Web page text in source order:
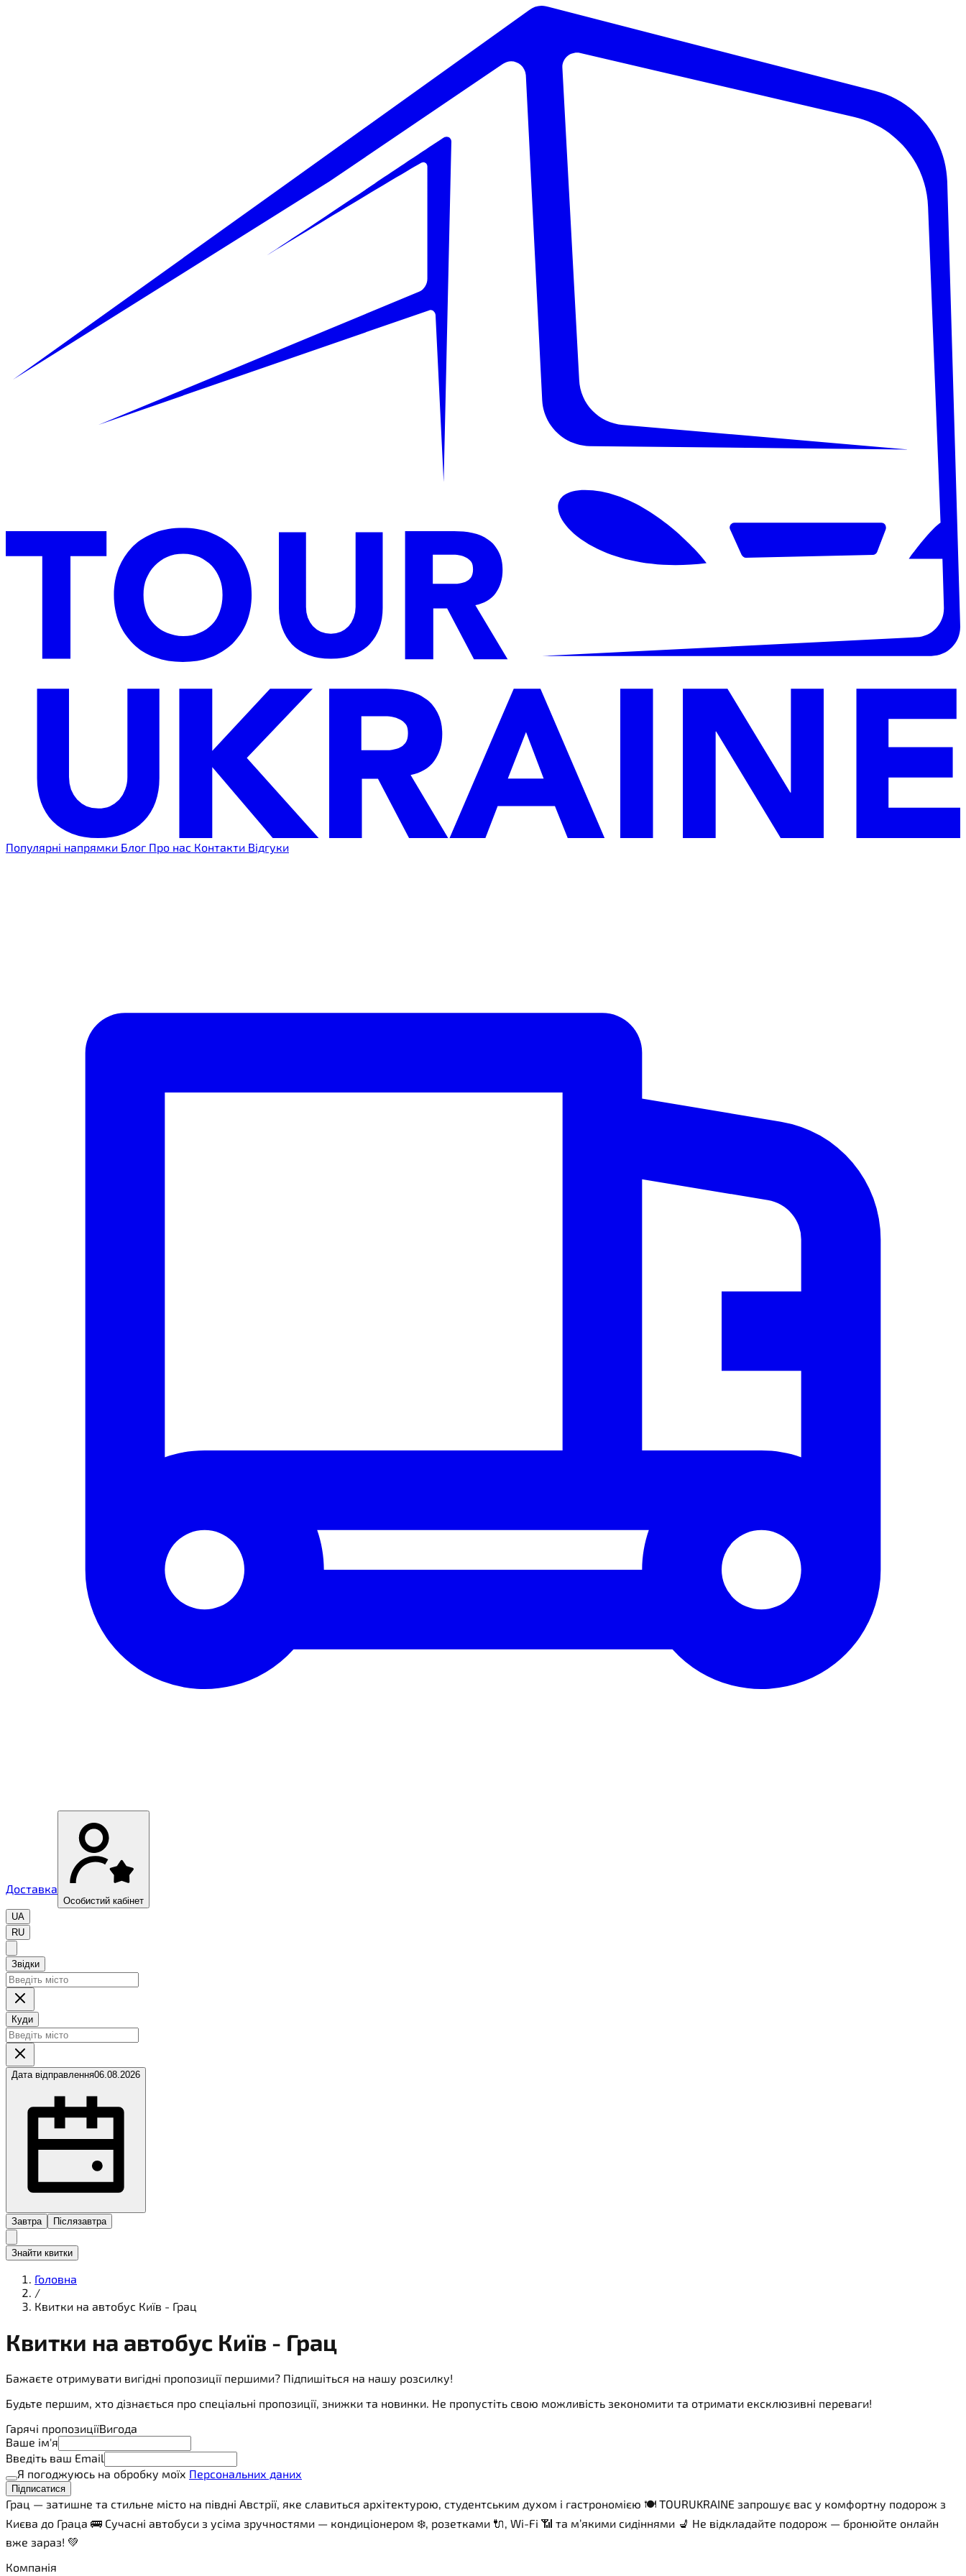
Популярні напрямки Блог Про нас Контакти Відгуки
Доставка
Особистий кабінет
UA
RU
Звідки
Куди
Дата відправлення06.08.2026
Завтра Післязавтра
Знайти квитки
Головна
/
Квитки на автобус Київ - Грац
Квитки на автобус Київ - Грац
Бажаєте отримувати вигідні пропозиції першими? Підпишіться на нашу розсилку!
Будьте першим, хто дізнається про спеціальні пропозиції, знижки та новинки. Не пропустіть свою можливість зекономити та отримати ексклюзивні переваги!
Гарячі пропозиціїВигода
Ваше ім'я
Введіть ваш Email
Я погоджуюсь на обробку моїх Персональних даних
Підписатися
Грац — затишне та стильне місто на півдні Австрії, яке славиться архітектурою, студентським духом і гастрономією 🍽 TOURUKRAINE запрошує вас у комфортну подорож з
Києва до Граца 🚌 Сучасні автобуси з усіма зручностями — кондиціонером ❄️, розетками 🔌, Wi-Fi 📶 та м’якими сидіннями 💺 Не відкладайте подорож — бронюйте онлайн
вже зараз! 💚
Компанія